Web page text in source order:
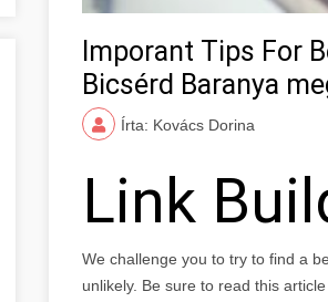
Imporant Tips For
Bicsérd Baranya
Írta: Kovács Dorina
Link
We challenge you to try to find a
unlikely. Be sure to read this